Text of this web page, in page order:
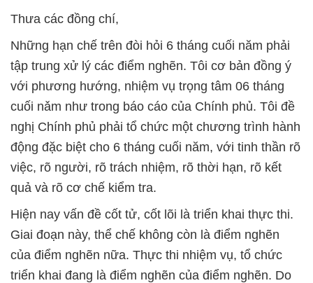
Thưa các đồng chí,
Những hạn chế trên đòi hỏi 6 tháng cuối năm phải
tập trung xử lý các điểm nghẽn. Tôi cơ bản đồng ý
với phương hướng, nhiệm vụ trọng tâm 06 tháng
cuối nǎm như trong báo cáo của Chính phủ. Tôi đề
nghị Chính phủ phải tổ chức một chương trình hành
động đặc biệt cho 6 tháng cuối năm, với tinh thần rõ
việc, rõ người, rõ trách nhiệm, rõ thời hạn, rõ kết
quả và rõ cơ chế kiểm tra.
Hiện nay vấn đề cốt tử, cốt lõi là triển khai thực thi.
Giai đoạn này, thể chế không còn là điểm nghẽn
của điểm nghẽn nữa. Thực thi nhiệm vụ, tổ chức
triển khai đang là điểm nghẽn của điểm nghẽn. Do